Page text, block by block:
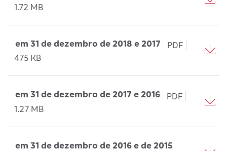
1.72 MB
em 31 de dezembro de 2018 e 2017
PDF
475 KB
em 31 de dezembro de 2017 e 2016
PDF
1.27 MB
em 31 de dezembro de 2016 e de 2015